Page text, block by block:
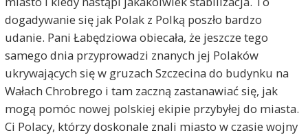
dogadywanie się jak Polak z Polką poszło bardzo
udanie. Pani Łabędziowa obiecała, że jeszcze tego
samego dnia przyprowadzi znanych jej Polaków
ukrywających się w gruzach Szczecina do budynku na
Wałach Chrobrego i tam zaczną zastanawiać się, jak
mogą pomóc nowej polskiej ekipie przybyłej do miasta.
Ci Polacy, którzy doskonale znali miasto w czasie wojny